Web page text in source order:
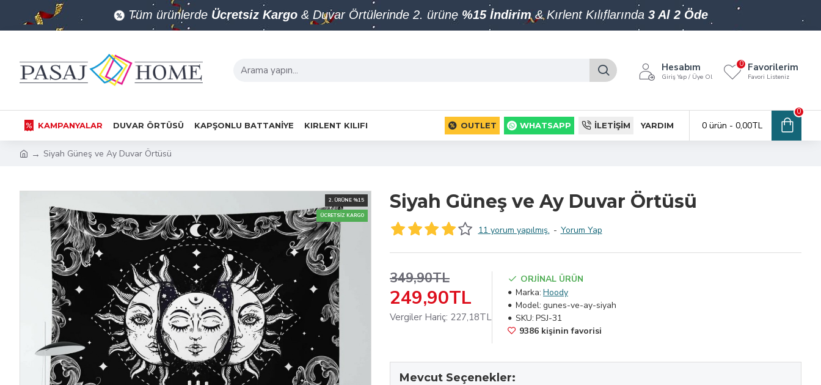
Tüm ürünlerde Ücretsiz Kargo & Duvar Örtülerinde 2. ürüne %15 İndirim& Kırlent Kılıflarında 3 Al 2 Öde
Hesabım
Giriş Yap / Üye Ol
Favorilerim
Favori Listeniz
0
KAMPANYALAR DUVAR ÖRTÜSÜ KAPŞONLU BATTANIYE KIRLENT KILIFI OUTLET WHATSAPP İLETIŞIM YARDIM 0 ürün - 0,00TL
0
Siyah Güneş ve Ay Duvar Örtüsü
ÜCRETSIZ KARGO
2. ÜRÜNE %15 Siyah Güneş ve Ay Duvar Örtüsü
11 yorum yapılmış. - Yorum Yap
249,90TL
349,90TL
Vergiler Hariç: 227,18TL
ORJİNAL ÜRÜN
Marka: Hoody
Model: gunes-ve-ay-siyah
SKU: PSJ-31
9386 kişinin favorisi
Mevcut Seçenekler: